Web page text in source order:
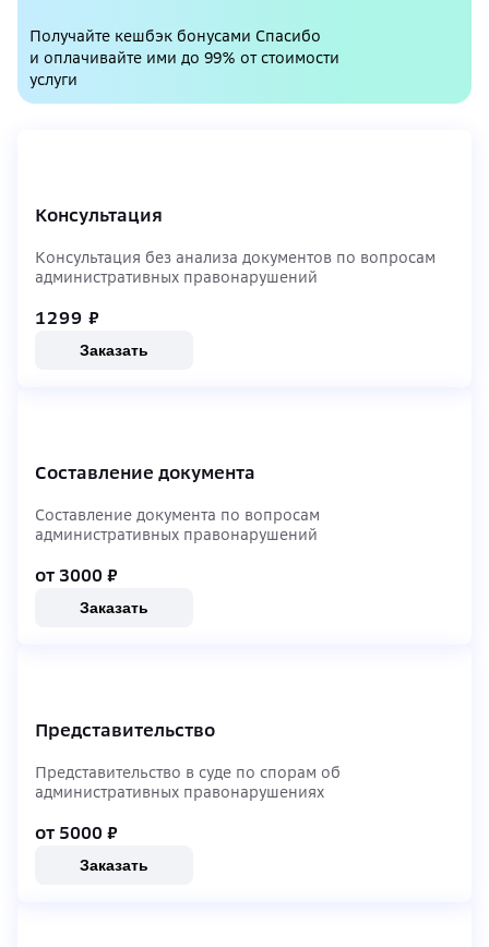
Получайте кешбэк бонусами Спасибо
и оплачивайте ими до 99% от стоимости
услуги
Консультация
Консультация без анализа документов по вопросам
административных правонарушений
1299 ₽
Заказать
Составление документа
Составление документа по вопросам
административных правонарушений
от 3000 ₽
Заказать
Представительство
Представительство в суде по спорам об
административных правонарушениях
от 5000 ₽
Заказать